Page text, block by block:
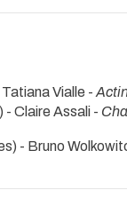
Vialle -
- Claire Assali -
- Bruno